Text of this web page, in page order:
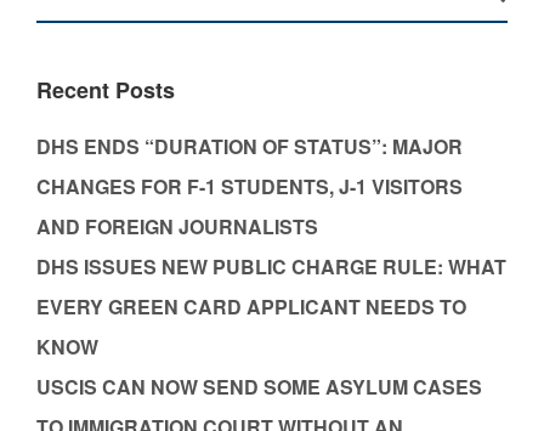
Recent Posts
DHS ENDS “DURATION OF STATUS”: MAJOR
CHANGES FOR F-1 STUDENTS, J-1 VISITORS
AND FOREIGN JOURNALISTS
DHS ISSUES NEW PUBLIC CHARGE RULE: WHAT
EVERY GREEN CARD APPLICANT NEEDS TO
KNOW
USCIS CAN NOW SEND SOME ASYLUM CASES